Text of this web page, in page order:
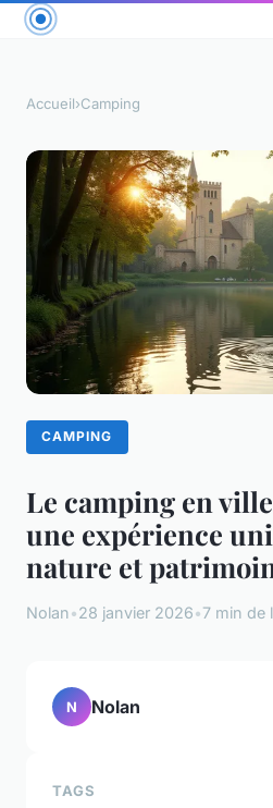
Accueil›Camping
CAMPING
Le camping en
une expérience
nature et
Nolan•28 janvier 2026•7 min de
N Nolan
TAGS